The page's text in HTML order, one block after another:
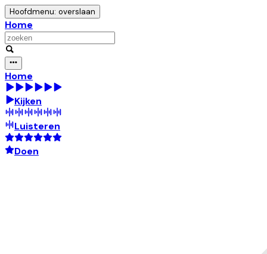
Hoofdmenu: overslaan
Home
Home
Kijken
Luisteren
Doen